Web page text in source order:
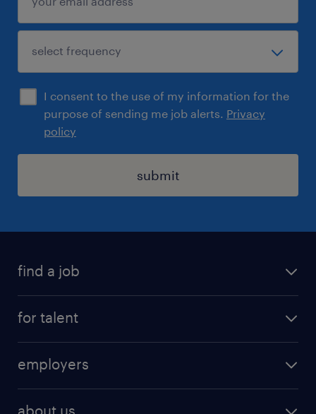
I consent to the use of my information for the
purpose of sending me job alerts. Privacy
policy
submit
find a job
for talent
professional
employers
about us